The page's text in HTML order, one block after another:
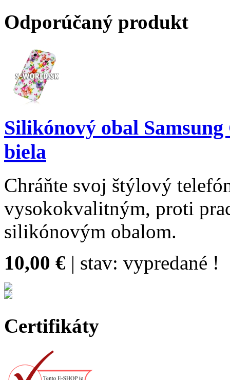
Odporúčaný produkt
Silikónový obal
biela
Chráňte svoj štýlový
vysokokvalitným, proti
silikónovým obalom.
10,00 € | stav: vypredané !
Certifikáty